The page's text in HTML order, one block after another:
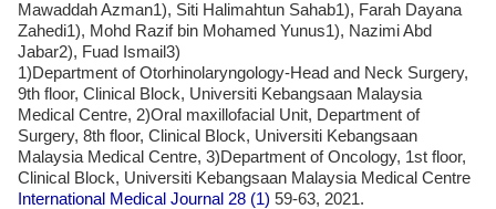
Mawaddah Azman1), Siti Halimahtun Sahab1), Farah Dayana
Zahedi1), Mohd Razif bin Mohamed Yunus1), Nazimi Abd
Jabar2), Fuad Ismail3)
1)Department of Otorhinolaryngology-Head and Neck Surgery,
9th floor, Clinical Block, Universiti Kebangsaan Malaysia
Medical Centre, 2)Oral maxillofacial Unit, Department of
Surgery, 8th floor, Clinical Block, Universiti Kebangsaan
Malaysia Medical Centre, 3)Department of Oncology, 1st floor,
Clinical Block, Universiti Kebangsaan Malaysia Medical Centre
International Medical Journal 28 (1)59-63, 2021.